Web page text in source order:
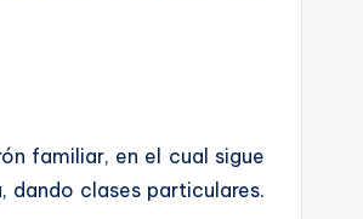
familiar, en el cual sigue
dando clases particulares.